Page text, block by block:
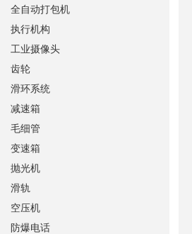
全自动打包机
执行机构
工业摄像头
齿轮
滑环系统
减速箱
毛细管
变速箱
抛光机
滑轨
空压机
防爆电话